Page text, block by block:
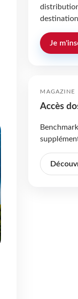
Je
MAGAZINE
Accès